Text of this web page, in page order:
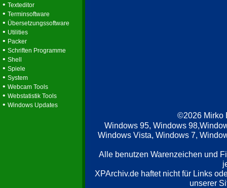
• Texteditor
• Terminsoftware
• Übersetzungssoftware
• Utilities
• Packer
• Schriften Programme
• Shell
• Spiele
• System
• Webcam Tools
• Webstatistik Tools
• Windows Updates
©2026 Mirko
Windows 95, Windows
Windows Vista, Windows 7,
Alle benutzen Warenzeichen und
XPArchiv.de haftet nicht für Links
unserer